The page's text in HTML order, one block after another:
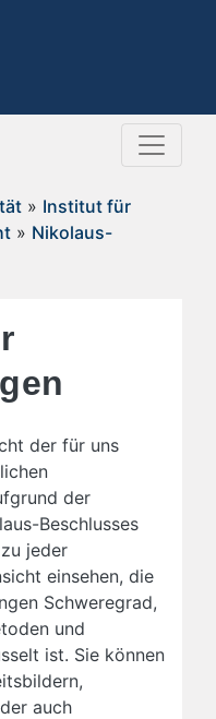
» Institut für
» Nikolaus-
der für uns
der
Beschlusses
jeder
einsehen, die
Schweregrad,
und
ist. Sie können
auch